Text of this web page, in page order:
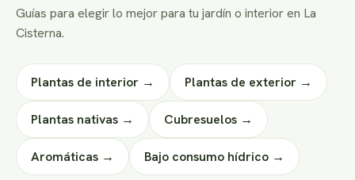
Guías para elegir lo mejor para tu jardín o interior en La
Cisterna.
Plantas de interior → Plantas de exterior →
Plantas nativas → Cubresuelos →
Aromáticas → Bajo consumo hídrico →